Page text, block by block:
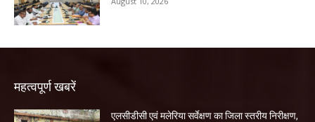
महत्वपूर्ण खबरें
एलसीडीसी एवं मलेरिया सर्वेक्षण का जिला स्तरीय निरीक्षण,